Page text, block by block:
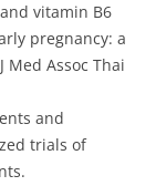
vitamin B6
pregnancy: a
Assoc Thai
and
trials of